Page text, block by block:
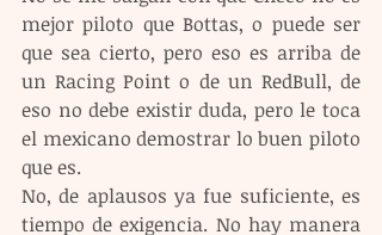
mejor piloto que Bottas, o puede ser
que sea cierto, pero eso es arriba de
un Racing Point o de un RedBull, de
eso no debe existir duda, pero le toca
el mexicano demostrar lo buen piloto
que es.
No, de aplausos ya fue suficiente, es
tiempo de exigencia. No hay manera